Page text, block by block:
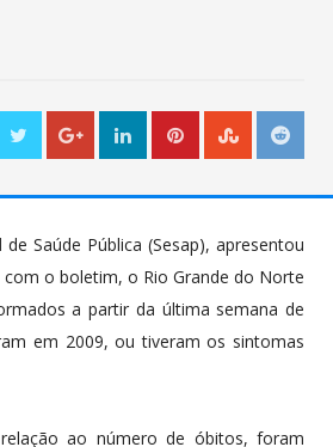
Saúde Pública (Sesap), apresentou
o boletim, o Rio Grande do Norte
a partir da última semana de
em 2009, ou tiveram os sintomas
ao número de óbitos, foram